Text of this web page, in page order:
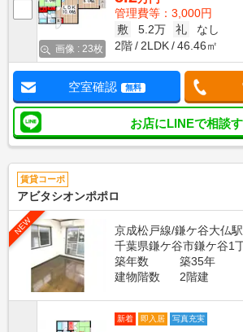
画像 : 23枚
管理費等：3,000円
敷
5.2万 礼
なし
2階
2LDK 46.46㎡
空室確認 無料
お店にLINEで相談
賃貸コーポ
アビタシオンポポロ
NEW
京成松戸線/鎌ケ谷大仏
千葉県鎌ケ谷市鎌ケ谷1
築年数
築35年
建物階数
2階建
新着 即入居 写真充実